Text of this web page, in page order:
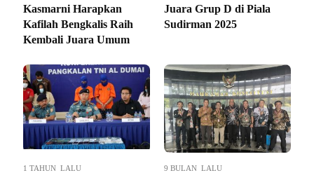
Kasmarni Harapkan
Kafilah Bengkalis Raih
Kembali Juara Umum
Juara Grup D di Piala
Sudirman 2025
1 TAHUN LALU 9 BULAN LALU